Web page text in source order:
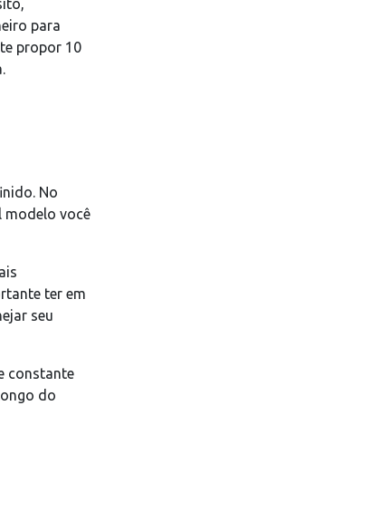
para
propor 10
No
modelo você
ter em
seu
constante
do